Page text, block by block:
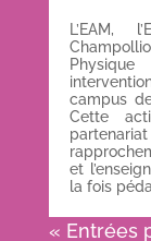
campus
Cette
et
la fois
« Entrées